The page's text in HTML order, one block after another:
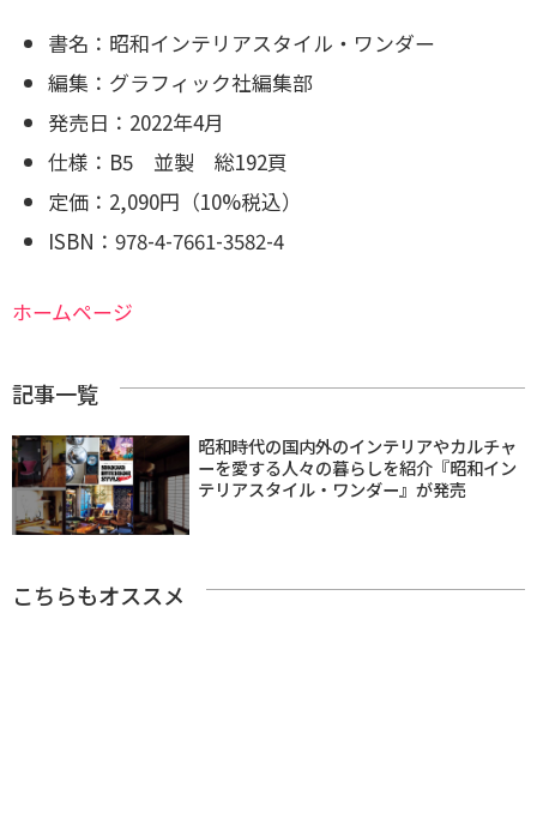
書名：昭和インテリアスタイル・ワンダー
編集：グラフィック社編集部
発売日：2022年4月
仕様：B5 並製 総192頁
定価：2,090円（10%税込）
ISBN：978-4-7661-3582-4
ホームページ
記事一覧
昭和時代の国内外のインテリアやカルチャ
ーを愛する人々の暮らしを紹介『昭和イン
テリアスタイル・ワンダー』が発売
こちらもオススメ